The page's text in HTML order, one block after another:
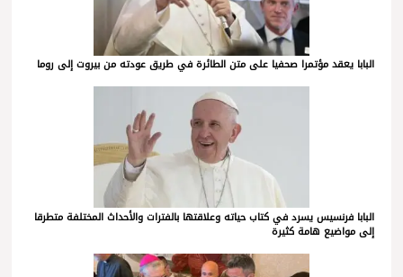
البابا يعقد مؤتمرا صحفيا على متن الطائرة في طريق عودته من بيروت إلى روما
البابا فرنسيس يسرد في كتاب حياته وعلاقتها بالفترات والأحداث المختلفة متطرقا
إلى مواضيع هامة كثيرة